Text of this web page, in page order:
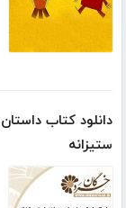
دانلود کتاب
ستیزانه